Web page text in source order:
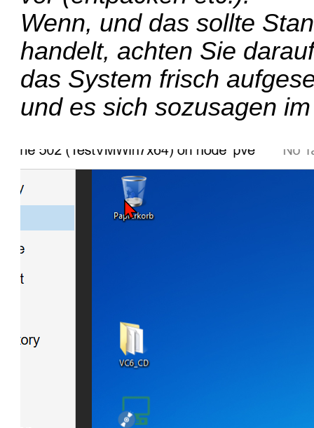
Wenn, und das sollte
handelt, achten Sie
das System frisch
und es sich sozusagen